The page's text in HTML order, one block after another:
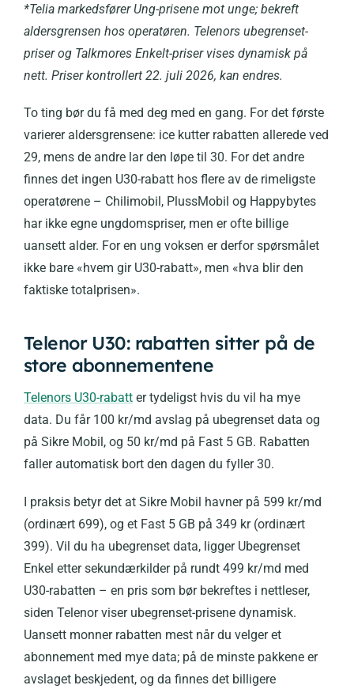
*Telia markedsfører Ung-prisene mot unge; bekreft
aldersgrensen hos operatøren. Telenors ubegrenset-
priser og Talkmores Enkelt-priser vises dynamisk på
nett. Priser kontrollert 22. juli 2026, kan endres.
To ting bør du få med deg med en gang. For det første
varierer aldersgrensene: ice kutter rabatten allerede ved
29, mens de andre lar den løpe til 30. For det andre
finnes det ingen U30-rabatt hos flere av de rimeligste
operatørene – Chilimobil, PlussMobil og Happybytes
har ikke egne ungdomspriser, men er ofte billige
uansett alder. For en ung voksen er derfor spørsmålet
ikke bare «hvem gir U30-rabatt», men «hva blir den
faktiske totalprisen».
Telenor U30: rabatten sitter på de
store abonnementene
Telenors U30-rabatt er tydeligst hvis du vil ha mye
data. Du får 100 kr/md avslag på ubegrenset data og
på Sikre Mobil, og 50 kr/md på Fast 5 GB. Rabatten
faller automatisk bort den dagen du fyller 30.
I praksis betyr det at Sikre Mobil havner på 599 kr/md
(ordinært 699), og et Fast 5 GB på 349 kr (ordinært
399). Vil du ha ubegrenset data, ligger Ubegrenset
Enkel etter sekundærkilder på rundt 499 kr/md med
U30-rabatten – en pris som bør bekreftes i nettleser,
siden Telenor viser ubegrenset-prisene dynamisk.
Uansett monner rabatten mest når du velger et
abonnement med mye data; på de minste pakkene er
avslaget beskjedent, og da finnes det billigere